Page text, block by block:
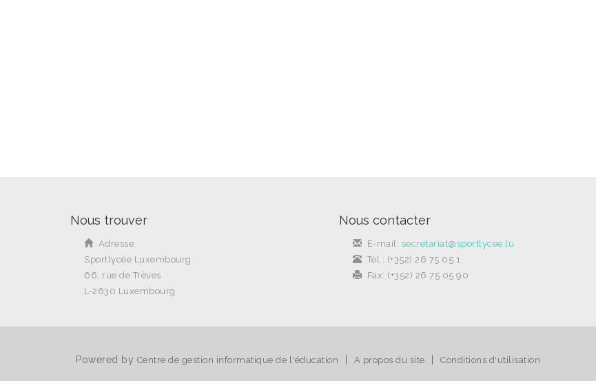
Nous trouver
Adresse:
Sportlycée Luxembourg
66, rue de Trèves
L-2630 Luxembourg
Nous contacter
E-mail: secretariat@sportlycee.lu
Tél.: (+352) 26 75 05 1
Fax: (+352) 26 75 05 90
Powered by Centre de gestion informatique de l'éducation A propos du site Conditions d'utilisation